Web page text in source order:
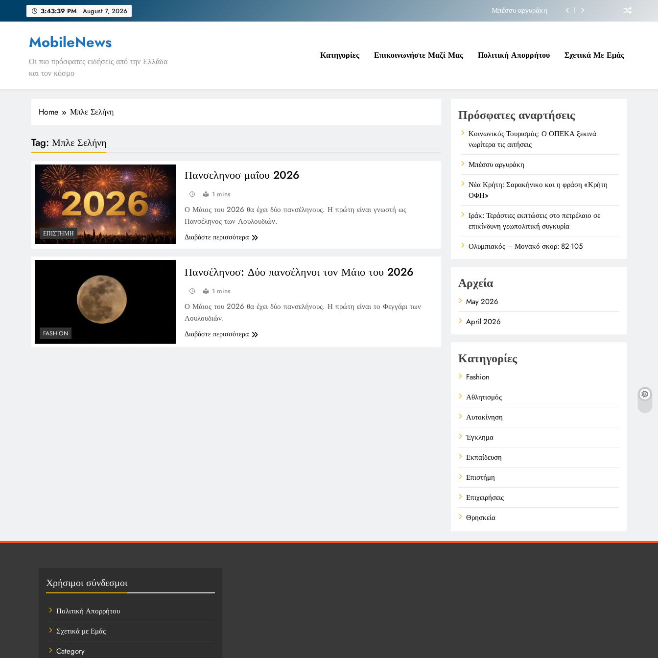
3:43:39 PM August 7, 2026
Μπέσσυ αργυράκη
Ιράκ: Τεράστιες εκπτώσεις στο πετρέλαιο σε επικίνδυνη γεωπολιτική συγκυρία
Μπέσσυ αργυράκη
Νέα Κρήτη: Σαρακήνικο και η φράση «Κρήτη ΟΦΗ»
Ιράκ: Τεράστιες εκπτώσεις στο πετρέλαιο σε επικίνδυνη γεωπολιτική συγκυρία
MobileNews
Οι πιο πρόσφατες ειδήσεις από την Ελλάδα
και τον κόσμο
Κατηγορίες Επικοινωνήστε Μαζί Μας Πολιτική Απορρήτου Σχετικά Με Εμάς
Home Μπλε Σελήνη
Tag: Μπλε Σελήνη
ΕΠΙΣΤΉΜΗ
Πανσεληνοσ μαΐου 2026
1 mins
Ο Μάιος του 2026 θα έχει δύο πανσέληνους. Η πρώτη είναι γνωστή ως
Πανσέληνος των Λουλουδιών.
Διαβάστε περισσότερα
FASHION
Πανσέληνοσ: Δύο πανσέληνοι τον Μάιο του 2026
1 mins
Ο Μάιος του 2026 θα έχει δύο πανσελήνους. Η πρώτη είναι το Φεγγάρι των
Λουλουδιών.
Διαβάστε περισσότερα
Πρόσφατες αναρτήσεις
Κοινωνικός Τουρισμός: Ο ΟΠΕΚΑ ξεκινά
νωρίτερα τις αιτήσεις
Μπέσσυ αργυράκη
Νέα Κρήτη: Σαρακήνικο και η φράση «Κρήτη
ΟΦΗ»
Ιράκ: Τεράστιες εκπτώσεις στο πετρέλαιο σε
επικίνδυνη γεωπολιτική συγκυρία
Ολυμπιακός – Μονακό σκορ: 82-105
Αρχεία
May 2026
April 2026
Κατηγορίες
Fashion
Αθλητισμός
Αυτοκίνηση
Έγκλημα
Εκπαίδευση
Επιστήμη
Επιχειρήσεις
Θρησκεία
Χρήσιμοι σύνδεσμοι
Πολιτική Απορρήτου
Σχετικά με Εμάς
Category